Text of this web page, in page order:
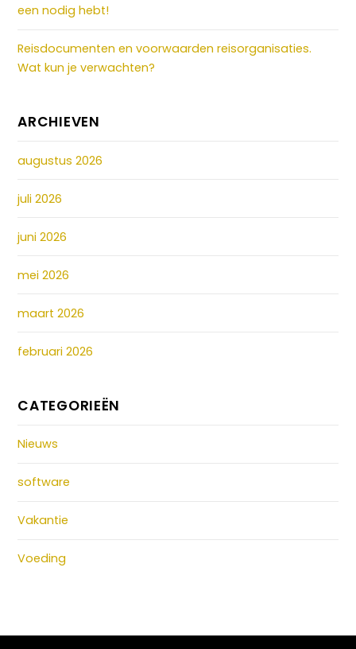
een nodig hebt!
Reisdocumenten en voorwaarden reisorganisaties.
Wat kun je verwachten?
ARCHIEVEN
augustus 2026
juli 2026
juni 2026
mei 2026
maart 2026
februari 2026
CATEGORIEËN
Nieuws
software
Vakantie
Voeding